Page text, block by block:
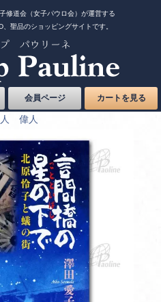
修道会（女子パウロ会）が運営する
聖品のショッピングサイトです。
会員ページ カートを見る
偉人